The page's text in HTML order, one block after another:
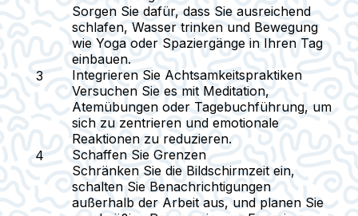
Sorgen Sie dafür, dass Sie ausreichend
schlafen, Wasser trinken und Bewegung
wie Yoga oder Spaziergänge in Ihren Tag
einbauen.
Integrieren Sie Achtsamkeitspraktiken
Versuchen Sie es mit Meditation,
Atemübungen oder Tagebuchführung, um
sich zu zentrieren und emotionale
Reaktionen zu reduzieren.
Schaffen Sie Grenzen
Schränken Sie die Bildschirmzeit ein,
schalten Sie Benachrichtigungen
außerhalb der Arbeit aus, und planen Sie